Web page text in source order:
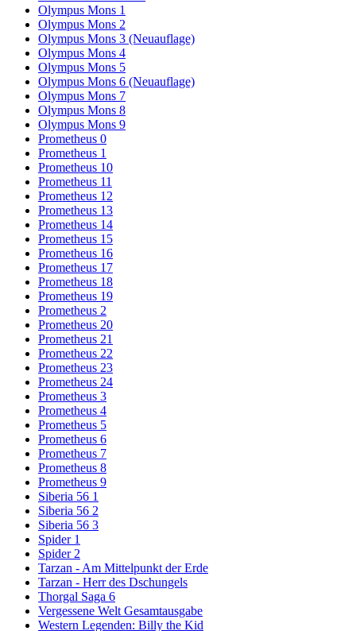
Olympus Mons 1
Olympus Mons 2
Olympus Mons 3 (Neuauflage)
Olympus Mons 4
Olympus Mons 5
Olympus Mons 6 (Neuauflage)
Olympus Mons 7
Olympus Mons 8
Olympus Mons 9
Prometheus 0
Prometheus 1
Prometheus 10
Prometheus 11
Prometheus 12
Prometheus 13
Prometheus 14
Prometheus 15
Prometheus 16
Prometheus 17
Prometheus 18
Prometheus 19
Prometheus 2
Prometheus 20
Prometheus 21
Prometheus 22
Prometheus 23
Prometheus 24
Prometheus 3
Prometheus 4
Prometheus 5
Prometheus 6
Prometheus 7
Prometheus 8
Prometheus 9
Siberia 56 1
Siberia 56 2
Siberia 56 3
Spider 1
Spider 2
Tarzan - Am Mittelpunkt der Erde
Tarzan - Herr des Dschungels
Thorgal Saga 6
Vergessene Welt Gesamtausgabe
Western Legenden: Billy the Kid